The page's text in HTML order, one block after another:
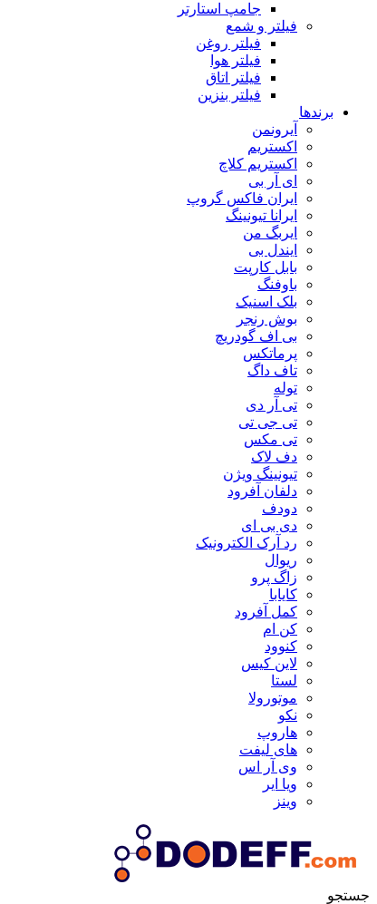
جامپ استارتر
فیلتر و شمع
فیلتر روغن
فیلتر هوا
فیلتر اتاق
فیلتر بنزین
برندها
آیرونمن
اکستریم
اکستریم کلاچ
ای آر بی
ایران فاکس گروپ
ایرانا تیونینگ
ایربگ من
ایندل بی
بابل کارپت
باوفنگ
بلک اسنیک
بوش رنجر
بی اف گودریچ
پرماتکس
تاف داگ
توله
تی آر دی
تی جی تی
تی مکس
دف لاک
تیونینگ ویژن
دلفان آفرود
دودف
دی بی ای
رد آرک الکترونیک
ریوال
زاگ پرو
کایابا
کمل آفرود
کن ام
کنوود
لاین کیس
لستا
موتورولا
نکو
هاروپ
های لیفت
وی آر اس
ویا ایر
وینز
جستجو